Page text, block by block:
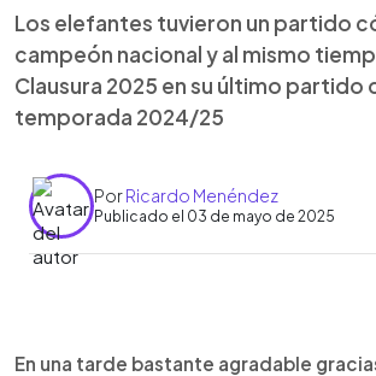
Los elefantes tuvieron un partido
campeón nacional y al mismo
Clausura 2025 en su último partido
temporada 2024/25
PorRicardo Menéndez
Publicado el 03 de mayo de 2025
Escuchar artículo
En una tarde bastante agradable